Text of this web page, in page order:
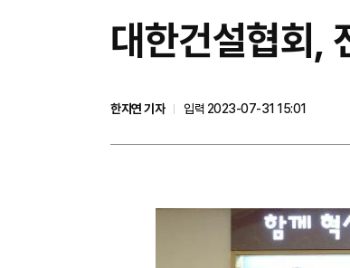
대한건설협회,
한지연 기자
입력 2023-07-31 15:01